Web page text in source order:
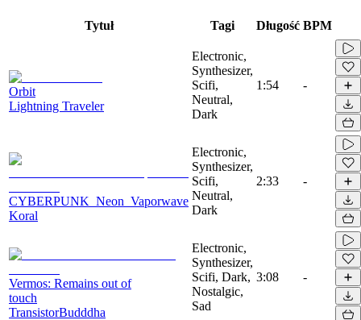
Tytuł Tagi Długość BPM
Orbit
Lightning Traveler
Electronic,
Synthesizer,
Scifi,
Neutral,
Dark
1:54 -
CYBERPUNK_Neon_Vaporwave
Koral
Electronic,
Synthesizer,
Scifi,
Neutral,
Dark
2:33 -
Vermos: Remains out of
touch
TransistorBudddha
Electronic,
Synthesizer,
Scifi, Dark,
Nostalgic,
Sad
3:08 -